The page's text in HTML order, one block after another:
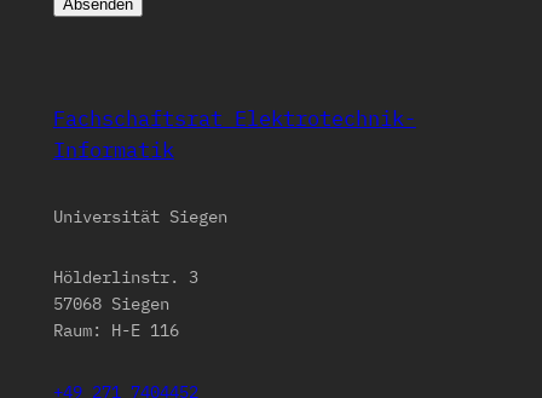
Fachschaftsrat Elektrotechnik-
Informatik
Universität Siegen
Hölderlinstr. 3
57068 Siegen
Raum: H-E 116
+49 271 7404452